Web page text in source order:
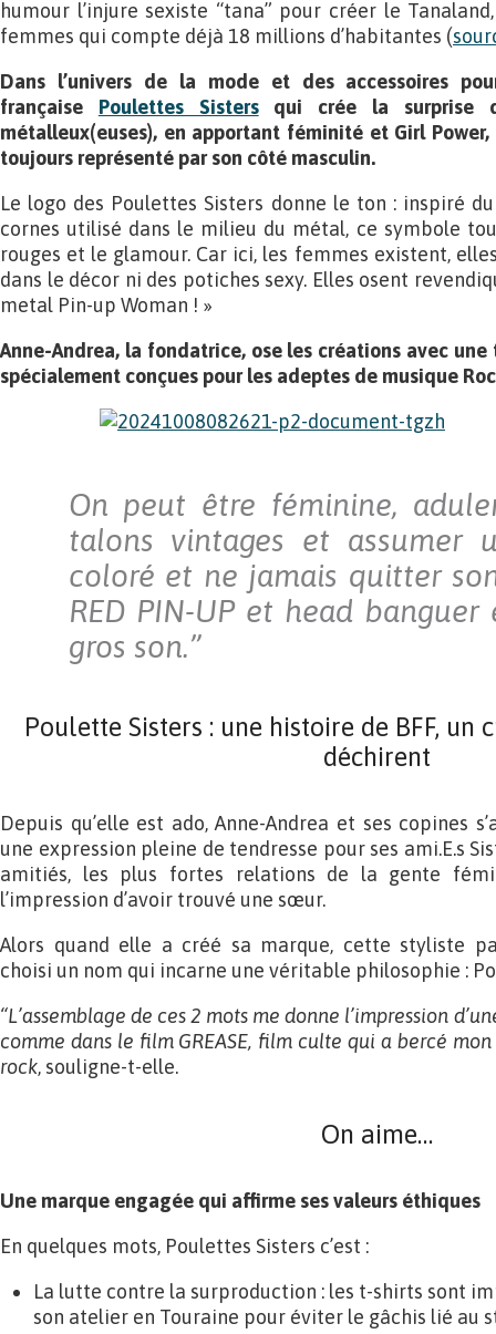
humour l’injure sexiste “tana” pour créer le
femmes qui compte déjà 18 millions d’habitantes (
Dans l’univers de la mode et des accessoires
française Poulettes Sistersqui crée la surprise
métalleux(euses), en apportant féminité et Girl
toujours représenté par son côté masculin.
Le logo des Poulettes Sisters donne le ton : inspiré du
cornes utilisé dans le milieu du métal, ce symbole
rouges et le glamour. Car ici, les femmes existent,
dans le décor ni des potiches sexy. Elles osent
metal Pin-up Woman ! »
Anne-Andrea, la fondatrice, ose les créations avec une
spécialement conçues pour les adeptes de musique
On peut être féminine,
talons vintages et
coloré et ne jamais quitter
RED PIN-UP et head
gros son.”
Poulette Sisters : une histoire de BFF, un
déchirent
Depuis qu’elle est ado, Anne-Andrea et ses copines
une expression pleine de tendresse pour ses ami.E.s
amitiés, les plus fortes relations de la gente
l’impression d’avoir trouvé une sœur.
Alors quand elle a créé sa marque, cette styliste
choisi un nom qui incarne une véritable philosophie :
“L’assemblage de ces 2 mots me donne l’impression
comme dans le film GREASE, film culte qui a bercé
rock, souligne-t-elle.
On aime…
Une marque engagée qui affirme ses valeurs éthiques
En quelques mots, Poulettes Sisters c’est :
La lutte contre la surproduction : les t-shirts sont
son atelier en Touraine pour éviter le gâchis lié au